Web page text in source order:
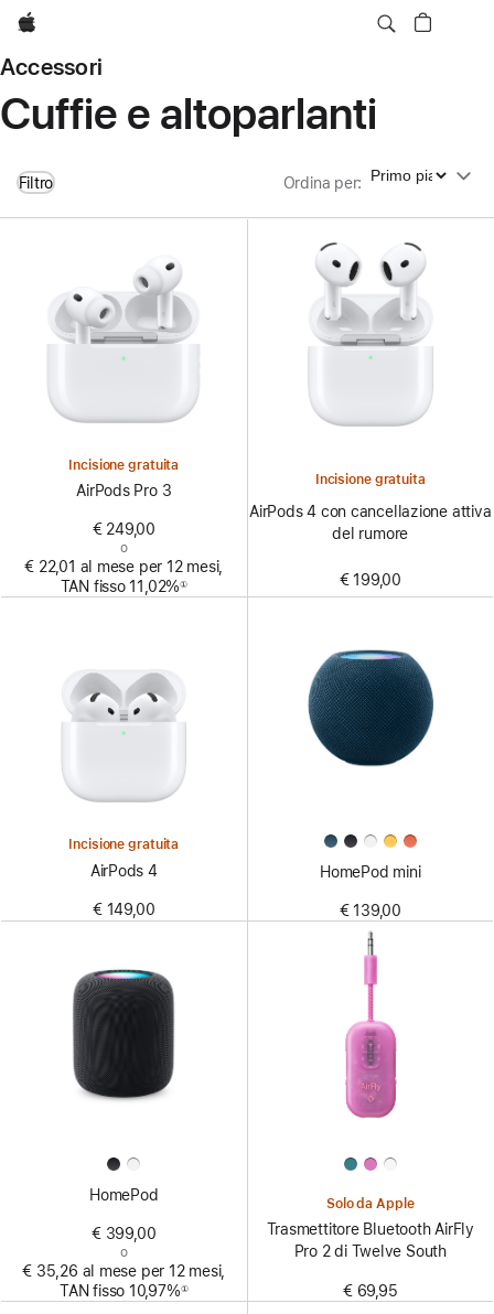
Apple
Accessori
Cuffie e altoparlanti
Filtro Ordina per: Ordina per
Incisione gratuita
AirPods Pro 3
€ 249,00
o
€ 22,01 al mese per 12 mesi,
TAN fisso 11,02%
Nota
①
Incisione gratuita
AirPods 4 con cancellazione attiva
del rumore
€ 199,00
Incisione gratuita
AirPods 4
€ 149,00
HomePod mini
€ 139,00
HomePod
€ 399,00
o
€ 35,26 al mese per 12 mesi,
TAN fisso 10,97%
Nota
①
Solo da Apple
Trasmettitore Bluetooth AirFly
Pro 2 di Twelve South
€ 69,95